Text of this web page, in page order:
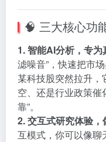
🧠 三大核心功
1. 智能AI分析，专
滤噪音”，快速把市
某科技股突然拉升
空、还是行业政策催
靠”。
2. 交互式研究体验
互模式，你可以像聊